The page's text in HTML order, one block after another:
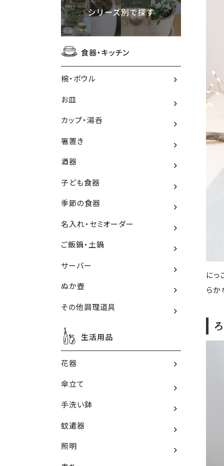
食器・キッチン
椀・ボウル
お皿
カップ・湯呑
箸置き
酒器
子ども食器
季節の食器
名入れ・セミオーダー
ご飯鍋・土鍋
サーバー
ぬか壺
その他調理道具
生活用品
花器
傘立て
手洗い鉢
蚊遣器
照明
にっ
らか